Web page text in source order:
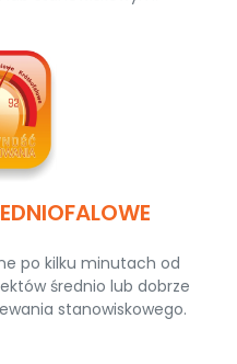
po kilku minutach od
średnio lub dobrze
stanowiskowego.